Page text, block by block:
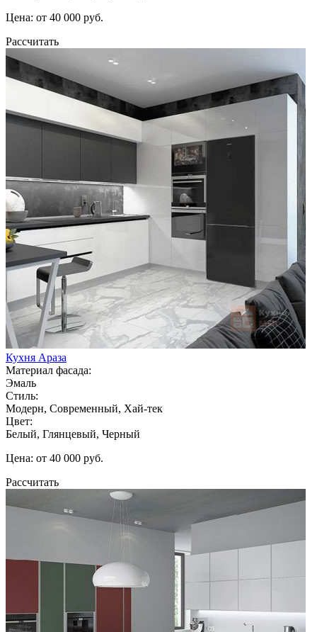
Цена: от 40 000 руб.
Рассчитать
Кухня Араза
Материал фасада:
Эмаль
Стиль:
Модерн, Современный, Хай-тек
Цвет:
Белый, Глянцевый, Черный
Цена: от 40 000 руб.
Рассчитать